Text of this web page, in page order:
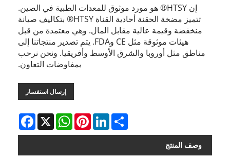
إن HTSY® هو مورد موثوق للمعدات الطبية في الصين.
تتميز مضخة الحقنة أحادية القناة HTSY® بتكاليف صيانة
منخفضة وقيمة عالية مقابل المال. وهي معتمدة من قبل
هيئات موثوقة مثل CE وFDA. يتم تصدير منتجاتنا إلى
مناطق مثل أوروبا والشرق الأوسط وأفريقيا. ونحن نرحب
بمفاوضات التعاون.
إرسال استفسار
Facebook X
WhatsAppPinterestLinkedInShare
وصف المنتج